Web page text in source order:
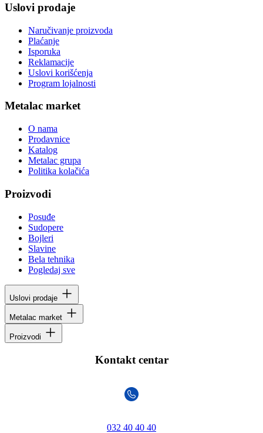
Uslovi prodaje
Naručivanje proizvoda
Plaćanje
Isporuka
Reklamacije
Uslovi korišćenja
Program lojalnosti
Metalac market
O nama
Prodavnice
Katalog
Metalac grupa
Politika kolačića
Proizvodi
Posuđe
Sudopere
Bojleri
Slavine
Bela tehnika
Pogledaj sve
Uslovi prodaje
Metalac market
Proizvodi
Kontakt centar
032 40 40 40